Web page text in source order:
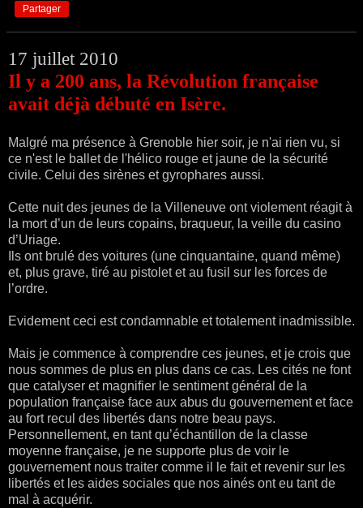
Partager
17 juillet 2010
Il y a 200 ans, la Révolution française
avait déjà débuté en Isère.
Malgré ma présence à Grenoble hier soir, je n'ai rien vu, si
ce n'est le ballet de l'hélico rouge et jaune de la sécurité
civile. Celui des sirènes et gyrophares aussi.
Cette nuit des jeunes de la Villeneuve ont violement réagit à
la mort d’un de leurs copains, braqueur, la veille du casino
d’Uriage.
Ils ont brulé des voitures (une cinquantaine, quand même)
et, plus grave, tiré au pistolet et au fusil sur les forces de
l’ordre.
Evidement ceci est condamnable et totalement inadmissible.
Mais je commence à comprendre ces jeunes, et je crois que
nous sommes de plus en plus dans ce cas. Les cités ne font
que catalyser et magnifier le sentiment général de la
population française face aux abus du gouvernement et face
au fort recul des libertés dans notre beau pays.
Personnellement, en tant qu’échantillon de la classe
moyenne française, je ne supporte plus de voir le
gouvernement nous traiter comme il le fait et revenir sur les
libertés et les aides sociales que nos ainés ont eu tant de
mal à acquérir.